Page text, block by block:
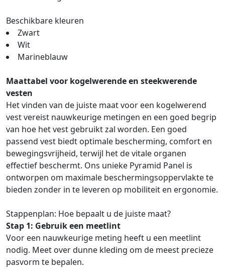
Beschikbare kleuren
Zwart
Wit
Marineblauw
Maattabel voor kogelwerende en steekwerende
vesten
Het vinden van de juiste maat voor een kogelwerend
vest vereist nauwkeurige metingen en een goed begrip
van hoe het vest gebruikt zal worden. Een goed
passend vest biedt optimale bescherming, comfort en
bewegingsvrijheid, terwijl het de vitale organen
effectief beschermt. Ons unieke Pyramid Panel is
ontworpen om maximale beschermingsoppervlakte te
bieden zonder in te leveren op mobiliteit en ergonomie.
Stappenplan: Hoe bepaalt u de juiste maat?
Stap 1: Gebruik een meetlint
Voor een nauwkeurige meting heeft u een meetlint
nodig. Meet over dunne kleding om de meest precieze
pasvorm te bepalen.